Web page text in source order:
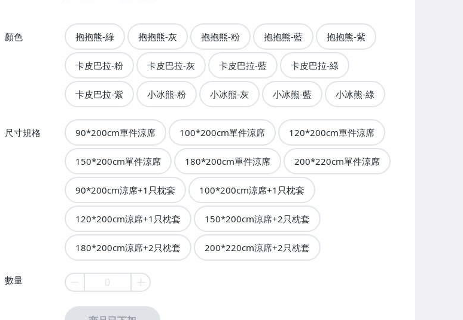
顏色 抱抱熊-綠 抱抱熊-灰 抱抱熊-粉 抱抱熊-藍 抱抱熊-紫
卡皮巴拉-粉 卡皮巴拉-灰 卡皮巴拉-藍 卡皮巴拉-綠
卡皮巴拉-紫 小冰熊-粉 小冰熊-灰 小冰熊-藍 小冰熊-綠
尺寸規格 90*200cm單件涼席 100*200cm單件涼席 120*200cm單件涼席
150*200cm單件涼席 180*200cm單件涼席 200*220cm單件涼席
90*200cm涼席+1只枕套 100*200cm涼席+1只枕套
120*200cm涼席+1只枕套 150*200cm涼席+2只枕套
180*200cm涼席+2只枕套 200*220cm涼席+2只枕套
數量